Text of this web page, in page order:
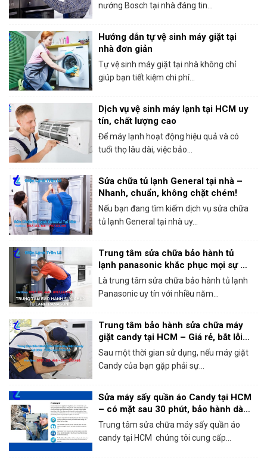
nướng Bosch tại nhà đáng tin...
Hướng dẫn tự vệ sinh máy giặt tại
nhà đơn giản
Tự vệ sinh máy giặt tại nhà không chỉ
giúp bạn tiết kiệm chi phí...
Dịch vụ vệ sinh máy lạnh tại HCM uy
tín, chất lượng cao
Để máy lạnh hoạt động hiệu quả và có
tuổi thọ lâu dài, việc bảo...
Sửa chữa tủ lạnh General tại nhà –
Nhanh, chuẩn, không chặt chém!
Nếu bạn đang tìm kiếm dịch vụ sửa chữa
tủ lạnh General tại nhà uy...
Trung tâm sửa chữa bảo hành tủ
lạnh panasonic khắc phục mọi sự cố
trong 1 lần gọi
Là trung tâm sửa chữa bảo hành tủ lạnh
Panasonic uy tín với nhiều năm...
Trung tâm bảo hành sửa chữa máy
giặt candy tại HCM – Giá rẻ, bắt lỗi
chính xác 100%
Sau một thời gian sử dụng, nếu máy giặt
Candy của bạn gặp phải sự...
Sửa máy sấy quần áo Candy tại HCM
– có mặt sau 30 phút, bảo hành dài
hạn!
Trung tâm sửa chữa máy sấy quần áo
candy tại HCM chúng tôi cung cấp...